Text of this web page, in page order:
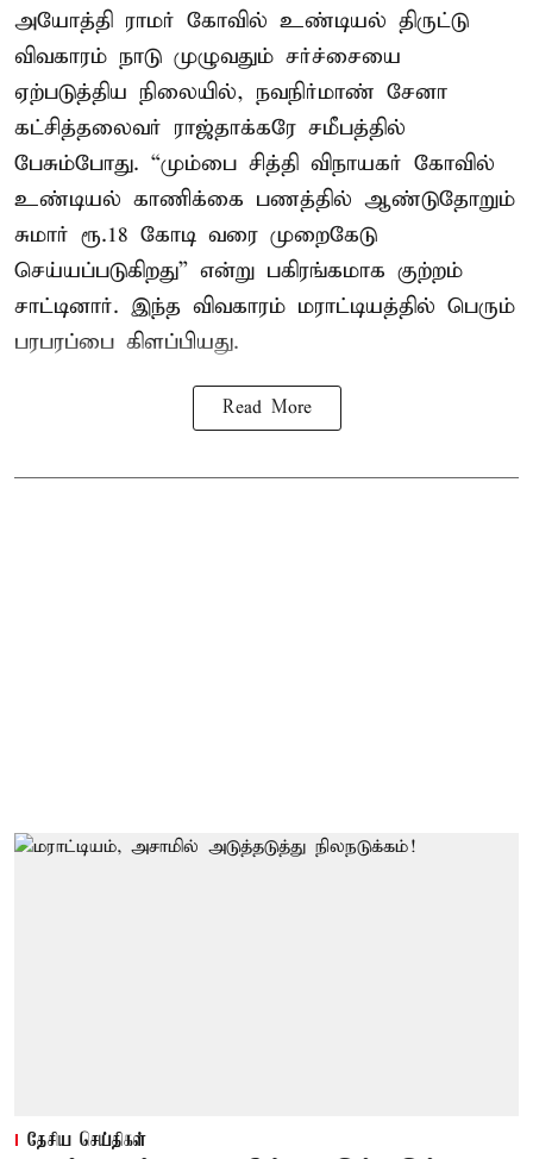
அயோத்தி ராமர் கோவில் உண்டியல் திருட்டு
விவகாரம் நாடு முழுவதும் சர்ச்சையை
ஏற்படுத்திய நிலையில், நவநிர்மாண் சேனா
கட்சித்தலைவர் ராஜ்தாக்கரே சமீபத்தில்
பேசும்போது. “மும்பை சித்தி விநாயகர் கோவில்
உண்டியல் காணிக்கை பணத்தில் ஆண்டுதோறும்
சுமார் ரூ.18 கோடி வரை முறைகேடு
செய்யப்படுகிறது” என்று பகிரங்கமாக குற்றம்
சாட்டினார். இந்த விவகாரம் மராட்டியத்தில் பெரும்
பரபரப்பை கிளப்பியது.
Read More
தேசிய செய்திகள்